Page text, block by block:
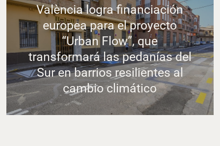
València logra financiación
europea para el proyecto
“Urban Flow”, que
transformará las pedanías del
Sur en barrios resilientes al
cambio climático